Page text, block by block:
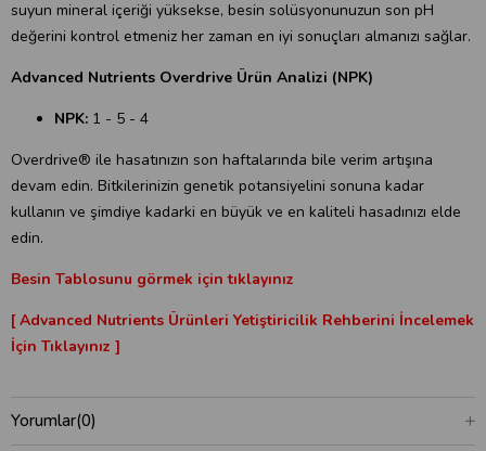
suyun mineral içeriği yüksekse, besin solüsyonunuzun son pH
değerini kontrol etmeniz her zaman en iyi sonuçları almanızı sağlar.
Advanced Nutrients Overdrive Ürün Analizi (NPK)
NPK: 1 - 5 - 4
Overdrive® ile hasatınızın son haftalarında bile verim artışına
devam edin. Bitkilerinizin genetik potansiyelini sonuna kadar
kullanın ve şimdiye kadarki en büyük ve en kaliteli hasadınızı elde
edin.
Besin Tablosunu görmek için tıklayınız
[ Advanced Nutrients Ürünleri Yetiştiricilik Rehberini İncelemek
İçin Tıklayınız ]
Yorumlar(0)